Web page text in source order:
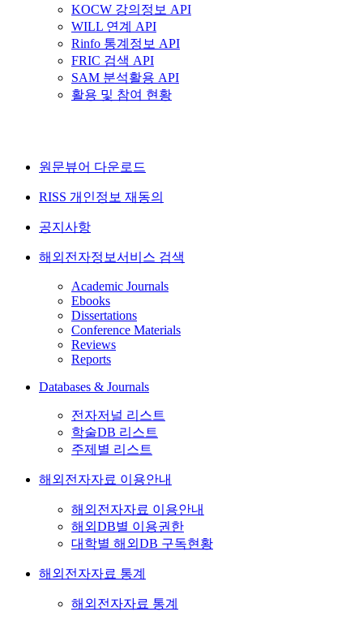
KOCW 강의정보 API
WILL 연계 API
Rinfo 통계정보 API
FRIC 검색 API
SAM 분석활용 API
활용 및 참여 현황
원문뷰어 다운로드
RISS 개인정보 재동의
공지사항
해외전자정보서비스 검색
Academic Journals
Ebooks
Dissertations
Conference Materials
Reviews
Reports
Databases & Journals
전자저널 리스트
학술DB 리스트
주제별 리스트
해외전자자료 이용안내
해외전자자료 이용안내
해외DB별 이용권한
대학별 해외DB 구독현황
해외전자자료 통계
해외전자자료 통계